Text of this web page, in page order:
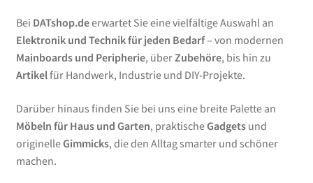
Bei DATshop.deerwartet Sie eine vielfältige Auswahl an
Elektronik und Technik für jeden Bedarf– von modernen
Mainboards und Peripherie, überZubehöre, bis hin zu
Artikelfür Handwerk, Industrie und DIY-Projekte.
Darüber hinaus finden Sie bei uns eine breite Palette an
Möbeln für Haus und Garten, praktischeGadgetsund
originelleGimmicks, die den Alltag smarter und schöner
machen.